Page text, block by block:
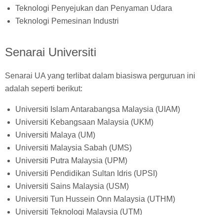
Teknologi Penyejukan dan Penyaman Udara
Teknologi Pemesinan Industri
Senarai Universiti
Senarai UA yang terlibat dalam biasiswa perguruan ini
adalah seperti berikut:
Universiti Islam Antarabangsa Malaysia (UIAM)
Universiti Kebangsaan Malaysia (UKM)
Universiti Malaya (UM)
Universiti Malaysia Sabah (UMS)
Universiti Putra Malaysia (UPM)
Universiti Pendidikan Sultan Idris (UPSI)
Universiti Sains Malaysia (USM)
Universiti Tun Hussein Onn Malaysia (UTHM)
Universiti Teknologi Malaysia (UTM)